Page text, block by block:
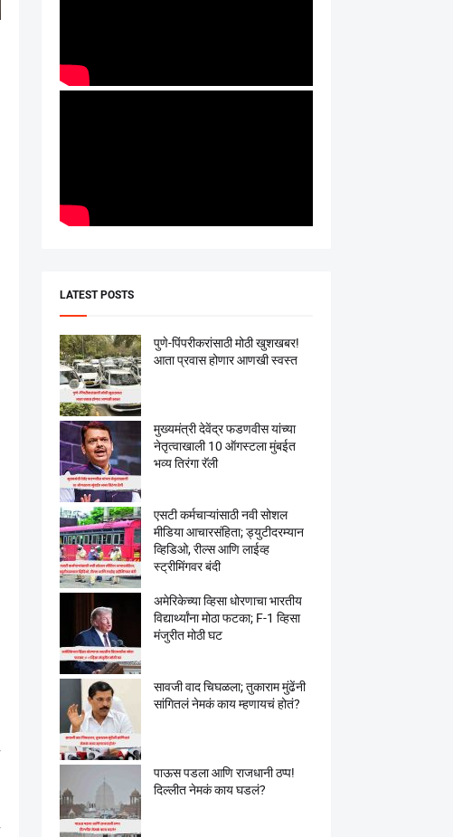
LATEST POSTS
पुणे-पिंपरीकरांसाठी मोठी खुशखबर!
आता प्रवास होणार आणखी स्वस्त
मुख्यमंत्री देवेंद्र फडणवीस यांच्या
नेतृत्वाखाली 10 ऑगस्टला मुंबईत
भव्य तिरंगा रॅली
एसटी कर्मचाऱ्यांसाठी नवी सोशल
मीडिया आचारसंहिता; ड्युटीदरम्यान
व्हिडिओ, रील्स आणि लाईव्ह
स्ट्रीमिंगवर बंदी
अमेरिकेच्या व्हिसा धोरणाचा भारतीय
विद्यार्थ्यांना मोठा फटका; F-1 व्हिसा
मंजुरीत मोठी घट
सावजी वाद चिघळला; तुकाराम मुंढेंनी
सांगितलं नेमकं काय म्हणायचं होतं?
पाऊस पडला आणि राजधानी ठप्प!
दिल्लीत नेमकं काय घडलं?